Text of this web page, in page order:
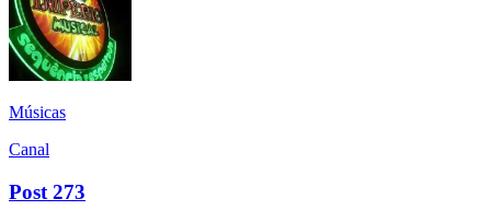
Músicas
Canal
Post 273